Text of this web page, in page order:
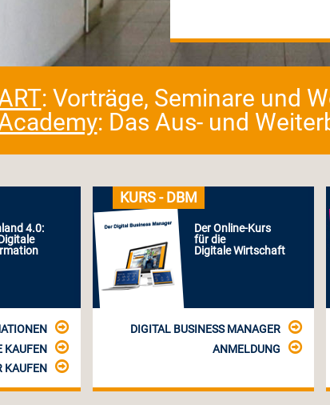
: Vorträge, Seminare und
: Das Aus- und
4.0:
KAUFEN
KAUFEN
KURS - DBM
Der Online-Kurs
für die
Digitale Wirtschaft
DIGITAL BUSINESS MANAGER
ANMELDUNG